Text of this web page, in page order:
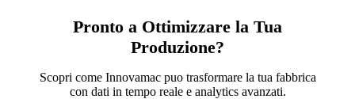
Pronto a Ottimizzare la Tua
Produzione?
Scopri come Innovamac puo trasformare la tua fabbrica
con dati in tempo reale e analytics avanzati.